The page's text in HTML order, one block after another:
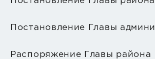
Постановление Главы
Распоряжение Главы района